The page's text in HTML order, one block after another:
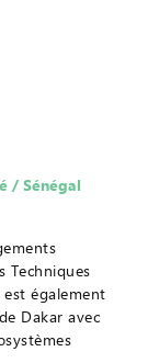
/ Sénégal
Techniques
est également
Dakar avec